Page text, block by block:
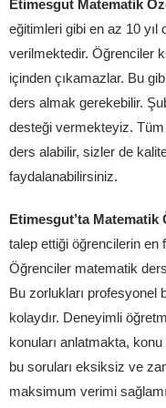
Etimesgut Matematik
eğitimleri gibi en az 10 yıl
verilmektedir. Öğrenciler
içinden çıkamazlar. Bu
ders almak gerekebilir.
desteği vermekteyiz. Tüm
ders alabilir, sizler de
faydalanabilirsiniz.
Etimesgut’ta Matematik
talep ettiği öğrencilerin en
Öğrenciler matematik
Bu zorlukları profesyonel
kolaydır. Deneyimli
konuları anlatmakta,
bu soruları eksiksiz ve
maksimum verimi